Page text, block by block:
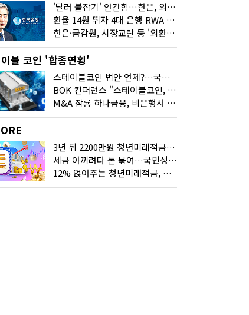
'달러 붙잡기' 안간힘…한은, 외화 초과지준에 이자 6개월 더
환율 14원 뛰자 4대 은행 RWA 6조 '눈덩이'…2배 뛴 2분기는?
한은·금감원, 시장교란 등 '외환공동검사'…환율 급등 전방위 대응
블 코인 '합종연횡'
스테이블코인 법안 언제?…국회에 쏠린 시선
BOK 컨퍼런스 "스테이블코인, 결제 넘어 보험 대출 등 금융 연결 도구"
M&A 잠룡 하나금융, 비은행서 '두나무'로 눈돌린 이유는
3년 뒤 2200만원 청년미래적금, 최고 금리 받으려면?
세금 아끼려다 돈 묶여…국민성장펀드 누가 가입하면 좋을까
12% 얹어주는 청년미래적금, 갈아타기 거절 될수 있어요